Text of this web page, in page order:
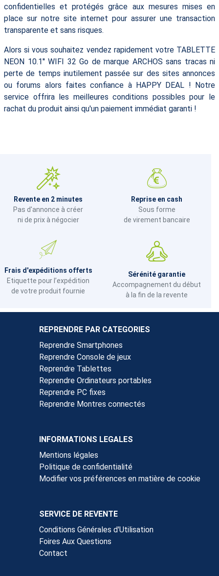
confidentielles et protégés grâce aux mesures mises en
place sur notre site internet pour assurer une transaction
transparente et sans risques.
Alors si vous souhaitez vendez rapidement votre TABLETTE
NEON 10.1'' WIFI 32 Go de marque ARCHOS sans tracas ni
perte de temps inutilement passée sur des sites annonces
ou forums alors faites confiance à HAPPY DEAL ! Notre
service offrira les meilleures conditions possibles pour le
rachat du produit ainsi qu'un paiement immédiat garanti !
Revente en 2 minutes
Pas d'annonce à créer
ni de prix à négocier
Reprise en cash
Sous forme
de virement bancaire
Frais d'expéditions offerts
Etiquette pour l’expédition
de votre produit fournie
Sérénité garantie
Accompagnement du début
à la fin de la revente
REPRENDRE PAR CATEGORIES
Reprendre Smartphones
Reprendre Console de jeux
Reprendre Tablettes
Reprendre Ordinateurs portables
Reprendre PC fixes
Reprendre Montres connectés
INFORMATIONS LEGALES
Mentions légales
Politique de confidentialité
Modifier vos préférences en matière de cookie
SERVICE DE REVENTE
Conditions Générales d'Utilisation
Foires Aux Questions
Contact